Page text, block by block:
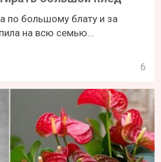
по большому блату и за
на всю семью...
6